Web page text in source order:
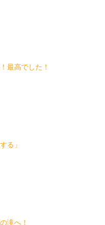
最高でした！
る」
滝へ！